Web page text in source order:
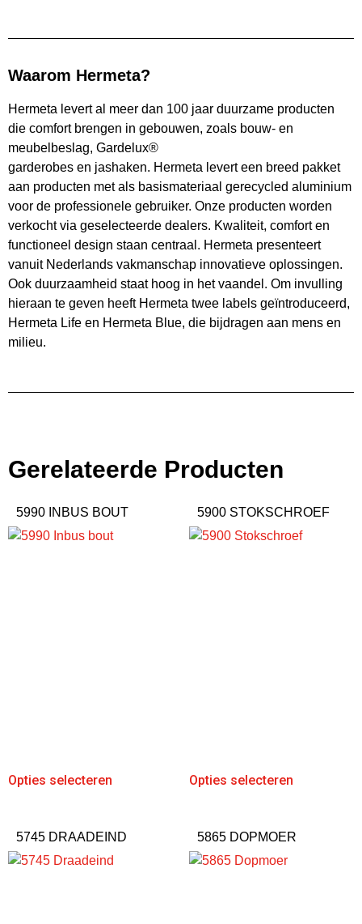
Waarom Hermeta?
Hermeta levert al meer dan 100 jaar duurzame producten
die comfort brengen in gebouwen, zoals bouw- en
meubelbeslag, Gardelux®
garderobes en jashaken. Hermeta levert een breed pakket
aan producten met als basismateriaal gerecycled aluminium
voor de professionele gebruiker. Onze producten worden
verkocht via geselecteerde dealers. Kwaliteit, comfort en
functioneel design staan centraal. Hermeta presenteert
vanuit Nederlands vakmanschap innovatieve oplossingen.
Ook duurzaamheid staat hoog in het vaandel. Om invulling
hieraan te geven heeft Hermeta twee labels geïntroduceerd,
Hermeta Life en Hermeta Blue, die bijdragen aan mens en
milieu.
Gerelateerde Producten
5990 INBUS BOUT
Opties selecteren
5900 STOKSCHROEF
Opties selecteren
5745 DRAADEIND 5865 DOPMOER